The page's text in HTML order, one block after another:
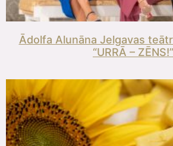
Ādolfa Alunāna Jelgavas
“URRĀ – ZĒNS!”